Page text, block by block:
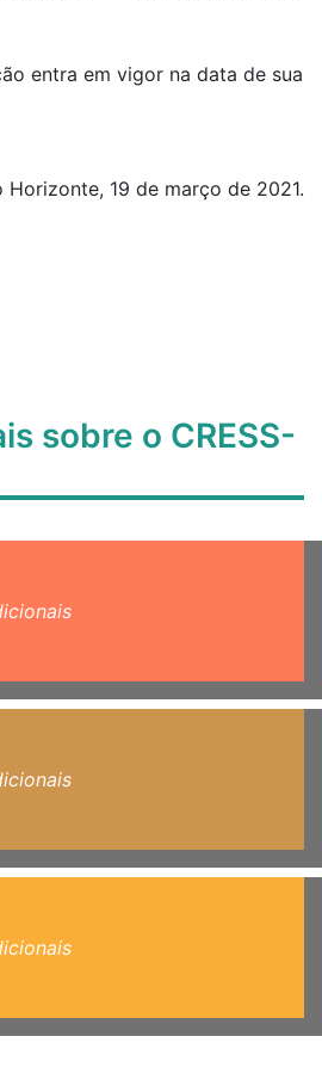
entra em vigor na data de sua
Horizonte, 19 de março de 2021.
sobre o CRESS-